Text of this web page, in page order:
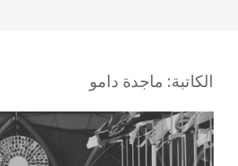
الكاتبة: ماجدة دامو